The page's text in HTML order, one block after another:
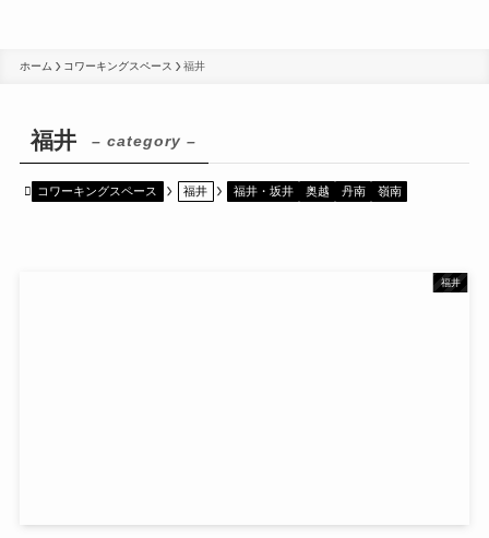
ホーム コワーキングスペース 福井
福井 – category –
コワーキングスペース 福井 福井・坂井 奥越 丹南 嶺南
福井